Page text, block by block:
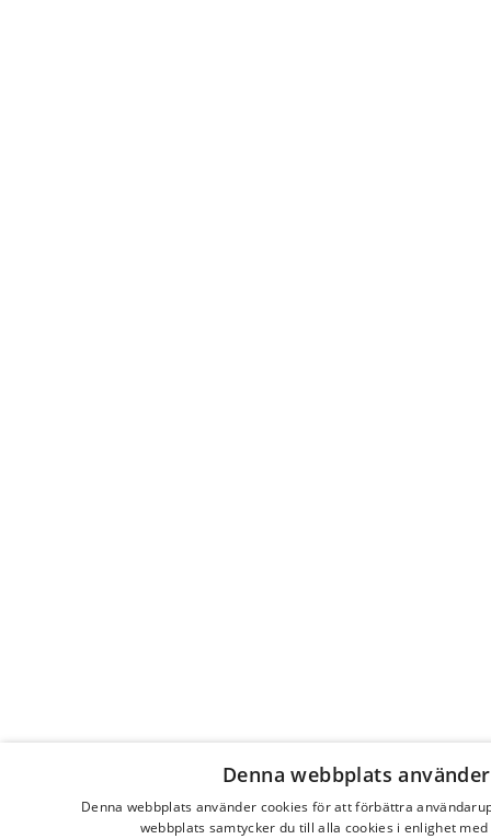
Denna webbplats
Denna webbplats använder cookies för att förbättra
webbplats samtycker du till alla cookies i enlighet